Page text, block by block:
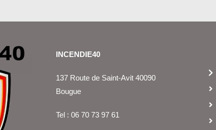
INCENDIE40
137 Route de Saint-Avit 40090
Bougue
Tel :06 70 73 97 61